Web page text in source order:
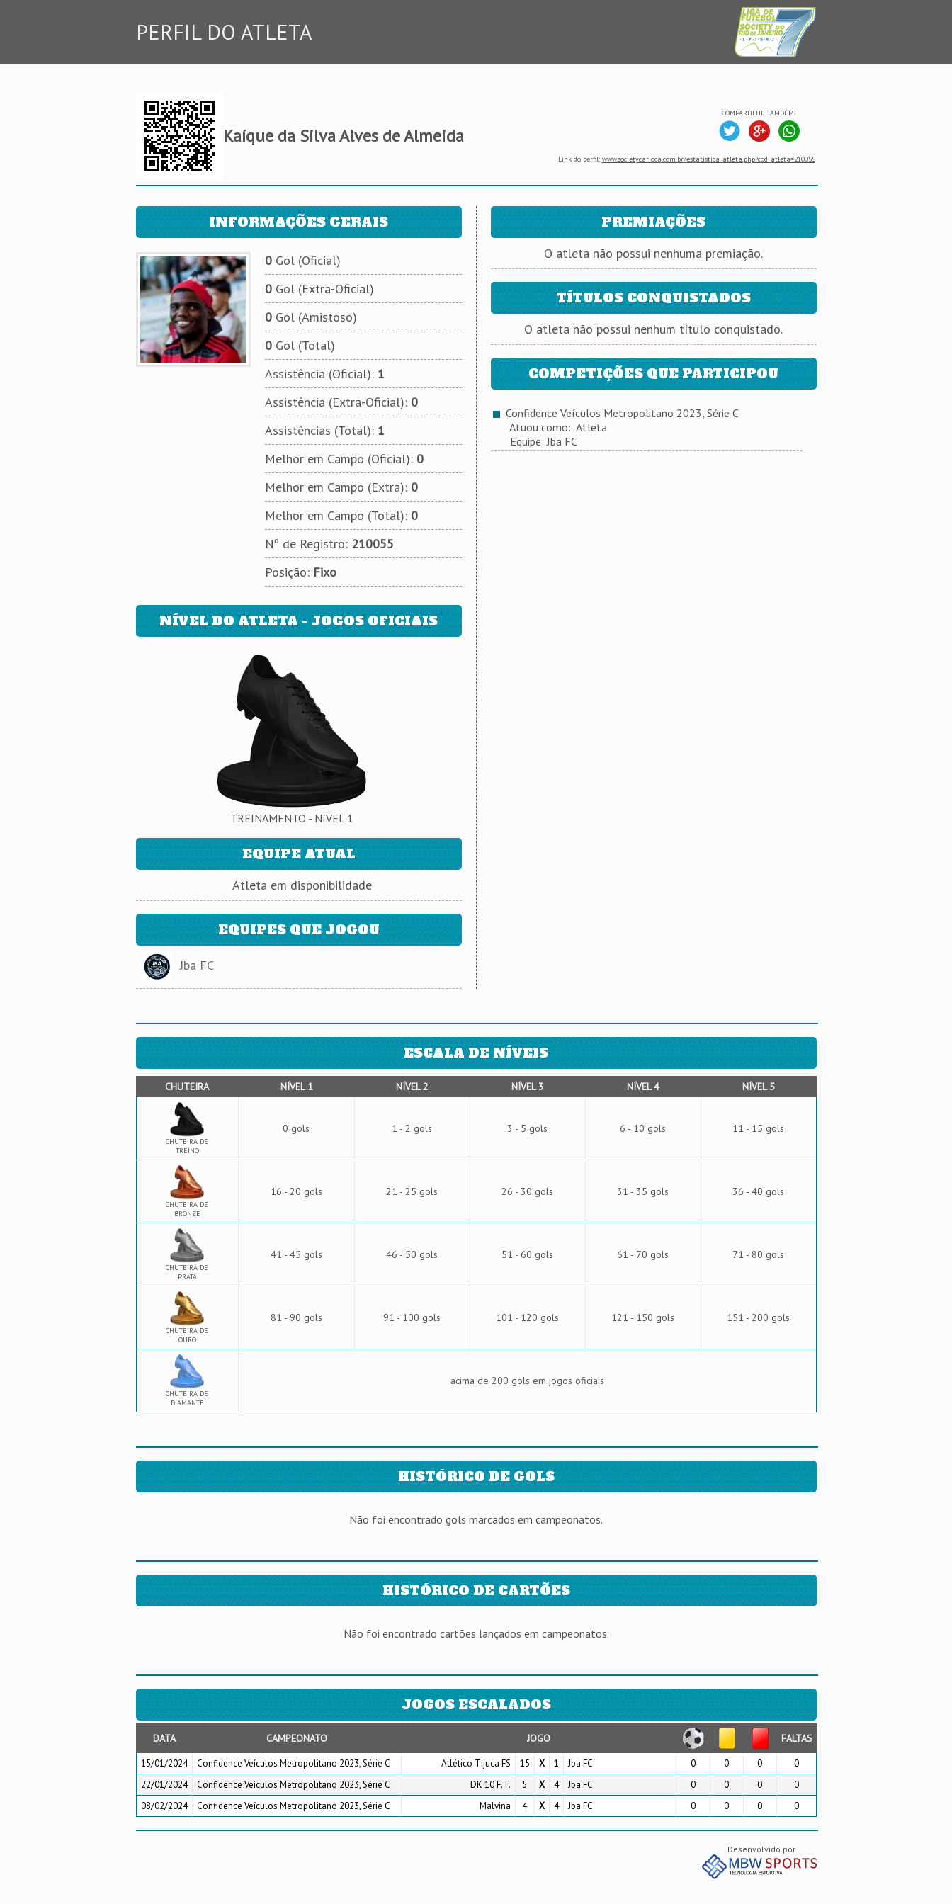
PERFIL DO ATLETA
Kaíque da Silva Alves de Almeida
COMPARTILHE TAMBÉM!
Link do perfil: www.societycarioca.com.br/estatistica_atleta.php?cod_atleta=210055
INFORMAÇÕES GERAIS
0Gol (Oficial)
0Gol (Extra-Oficial)
0Gol (Amistoso)
0Gol (Total)
Assistência (Oficial): 1
Assistência (Extra-Oficial): 0
Assistências (Total): 1
Melhor em Campo (Oficial): 0
Melhor em Campo (Extra): 0
Melhor em Campo (Total): 0
Nº de Registro: 210055
Posição: Fixo
NÍVEL DO ATLETA - JOGOS OFICIAIS
TREINAMENTO - NíVEL 1
EQUIPE ATUAL
Atleta em disponibilidade
EQUIPES QUE JOGOU
Jba FC
PREMIAÇÕES
O atleta não possui nenhuma premiação.
TÍTULOS CONQUISTADOS
O atleta não possui nenhum título conquistado.
COMPETIÇÕES QUE PARTICIPOU
Confidence Veículos Metropolitano 2023, Série C
Atuou como: Atleta
Equipe: Jba FC
ESCALA DE NÍVEIS
CHUTEIRA NÍVEL 1 NÍVEL 2 NÍVEL 3 NÍVEL 4 NÍVEL 5
CHUTEIRA DE
TREINO
0 gols 1 - 2 gols 3 - 5 gols 6 - 10 gols 11 - 15 gols
CHUTEIRA DE
BRONZE
16 - 20 gols 21 - 25 gols 26 - 30 gols 31 - 35 gols 36 - 40 gols
CHUTEIRA DE
PRATA
41 - 45 gols 46 - 50 gols 51 - 60 gols 61 - 70 gols 71 - 80 gols
CHUTEIRA DE
OURO
81 - 90 gols 91 - 100 gols 101 - 120 gols 121 - 150 gols 151 - 200 gols
CHUTEIRA DE
DIAMANTE
acima de 200 gols em jogos oficiais
HISTÓRICO DE GOLS
Não foi encontrado gols marcados em campeonatos.
HISTÓRICO DE CARTÕES
Não foi encontrado cartões lançados em campeonatos.
JOGOS ESCALADOS
DATA CAMPEONATO JOGO FALTAS
15/01/2024 Confidence Veículos Metropolitano 2023, Série C Atlético Tijuca FS 15 X 1 Jba FC 0 0 0
0
22/01/2024
Confidence Veículos Metropolitano 2023, Série C DK 10 F.T. 5 X 4 Jba FC 0 0 0
0
08/02/2024
Confidence Veículos Metropolitano 2023, Série C Malvina 4 X 4 Jba FC 0 0 0 0
Desenvolvido por